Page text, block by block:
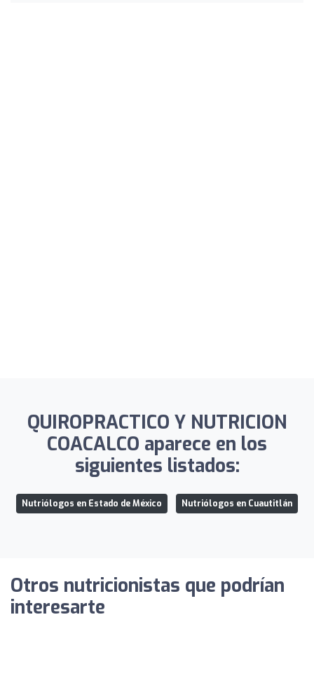
QUIROPRACTICO Y NUTRICION
COACALCO aparece en los
siguientes listados:
Nutriólogos en Estado de México Nutriólogos en Cuautitlán
Otros nutricionistas que podrían
interesarte